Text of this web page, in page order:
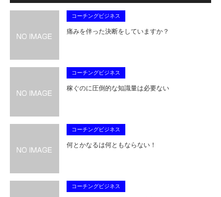
コーチングビジネス
痛みを伴った決断をしていますか？
コーチングビジネス
稼ぐのに圧倒的な知識量は必要ない
コーチングビジネス
何とかなるは何ともならない！
コーチングビジネス